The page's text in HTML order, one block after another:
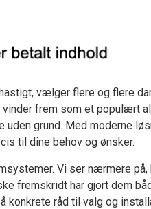
vælger flere og flere
frem som et populært
grund. Med moderne
til dine behov og ønsker.
Vi ser nærmere på,
fremskridt har gjort dem
konkrete råd til valg og